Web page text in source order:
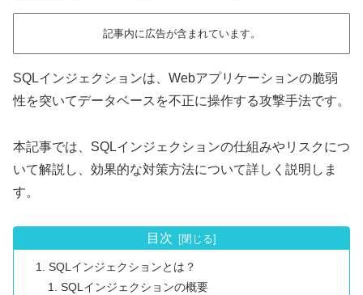
記事内に広告が含まれています。
SQLインジェクションは、Webアプリケーションの脆弱
性を突いてデータベースを不正に操作する攻撃手法です。
本記事では、SQLインジェクションの仕組みやリスクにつ
いて解説し、効果的な対策方法について詳しく説明しま
す。
目次
SQLインジェクションとは？
SQLインジェクションの概要